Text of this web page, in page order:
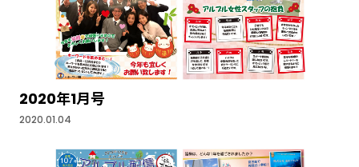
2020年1月号
2020.01.04